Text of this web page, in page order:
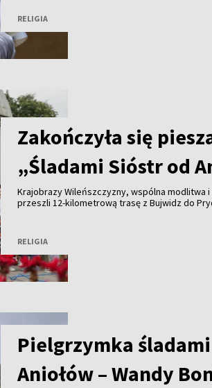
RELIGIA
Zakończyła się
„Śladami Sióstr od
Krajobrazy Wileńszczyzny, wspólna modlitwa
przeszli 12-kilometrową trasę z Bujwidz do
RELIGIA
Pielgrzymka
Aniołów – Wandy